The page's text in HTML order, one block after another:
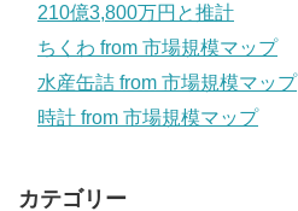
210億3,800万円と推計
ちくわ from 市場規模マップ
水産缶詰 from 市場規模マップ
時計 from 市場規模マップ
カテゴリー